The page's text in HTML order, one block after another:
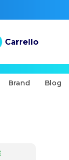
Carrello
Brand Blog